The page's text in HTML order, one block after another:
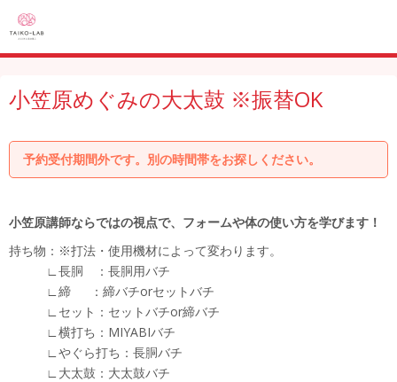
小笠原めぐみの大太鼓 ※振替OK
予約受付期間外です。別の時間帯をお探しください。
小笠原講師ならではの視点で、フォームや体の使い方を学びます！
持ち物：※打法・使用機材によって変わります。
∟長胴 ：長胴用バチ
∟締 ：締バチorセットバチ
∟セット：セットバチor締バチ
∟横打ち：MIYABIバチ
∟やぐら打ち：長胴バチ
∟大太鼓：大太鼓バチ